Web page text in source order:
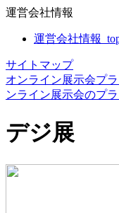
運営会社情報
運営会社情報
サイトマップ
オンライン展示会プ
ンライン展示会のプ
デジ展